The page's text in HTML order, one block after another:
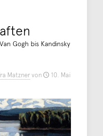
Gogh bis Kandinsky
Matznervon
10. Mai